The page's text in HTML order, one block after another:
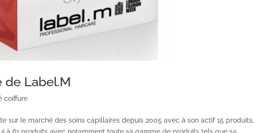
Label.M
coiffure
sur le marché des soins capillaires depuis 2005 avec à son actif 15
à 61 produits avec notamment toute sa gamme de produits tels que sa